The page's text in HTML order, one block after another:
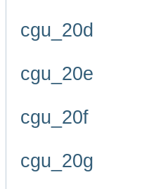
cgu_20d
cgu_20e
cgu_20f
cgu_20g